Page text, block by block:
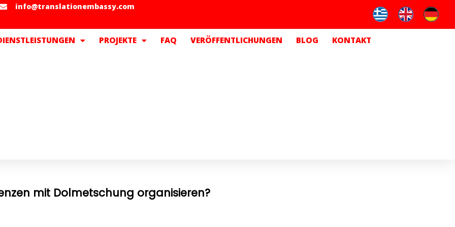
info@translationembassy.com
PROJEKTE FAQ VERÖFFENTLICHUNGEN BLOG KONTAKT
mit Dolmetschung organisieren?